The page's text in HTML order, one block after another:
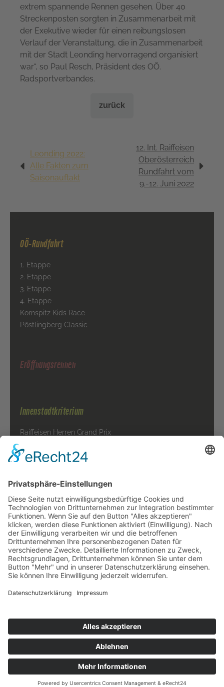
extrem spannende Rennen gesehen. Über 40
Streckenposten sorgten in Zusammenarbeit mit
der Exekutive wieder für einen reibungslosen
Verlauf der Veranstaltung, die in Zusammenarbeit
mit der Stadt Leonding hervorragend organisiert
war“, so Paul Resch, Präsident des OÖ.
Radsportverbandes.
zurück
Leonding 2022:
Alle Fakten zum
Saisonauftakt
12. Int. Raiffeisen
Oberösterreich
Rundfahrt vom
9.-12. Juni 2022
OÖ-Rundfahrt
1. Etappe
2. Etappe
3. Etappe
4. Etappe
Kornspitz Kids Race
Pöstlingberg Classic
Eröffnungsrennen
Innenstadtkriterium
Raiffeisen Herren Grand Prix
BOA Kids - Race
Presse
Veranstalter
Junioren-Rundfahrt
1. Etappe
2. Etappe
3. Etappe
Impressum Sitemap Datenschutz
Social Media:
FacebookInstagramYouTube